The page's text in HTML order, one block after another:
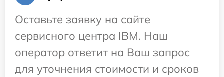
Оставьте заявку на сайте
сервисного центра IBM. Наш
оператор ответит на Ваш запрос
для уточнения стоимости и сроков